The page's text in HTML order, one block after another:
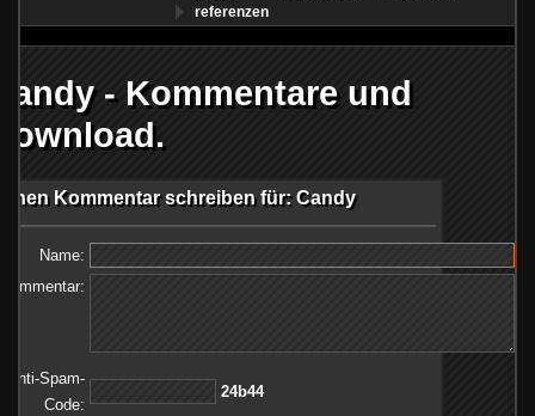
referenzen
- Kommentare und
Kommentar schreiben für: Candy
Name:
Kommentar:
Anti-Spam-
Code:
44b42